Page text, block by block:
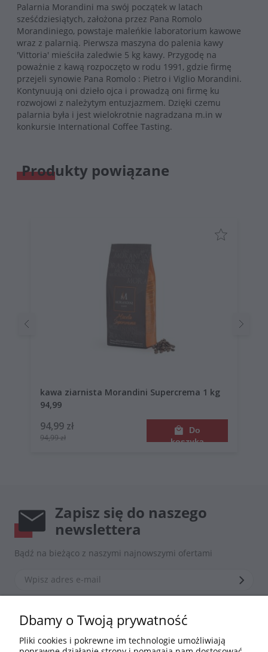
Palarnia Morandini ma swój początek w latach
sześćdziesiątych, założona przez Pana Romolo
Morandiniego, powstaje maleńkie laboratorium kawowe
wraz z palarnią. Pierwsza maszyna do palenia kawy
'Vittoria' mieściła zaledwie 5 kg kawy. Przygodę na
poważnie z kawą rozpoczęto w rodu 1991, gdzie firmę
przejeli synowie Pana Romolo : Pietro i Viglio Morandini.
Kontynuują oni dzieło ojca i prowadzą oni firmę ku
rozwojowi z należytym entuzjazmem. Dzięki czemu
palarnia była i jest wielokrotnie nagradzana m.in w
konkursie International Coffee Tasting.
Produkty powiązane
kawa ziarnista Morandini Supercrema 1 kg
94,99
94,99 zł
94,99 zł
Do
koszyka
Zapisz się do naszego
newslettera
Bądź na bieżąco z naszymi najnowszymi ofertami
*Zapisując się zgadzasz się z nasząpolityką prywatności
Dbamy o Twoją prywatność
Pliki cookies i pokrewne im technologie umożliwiają